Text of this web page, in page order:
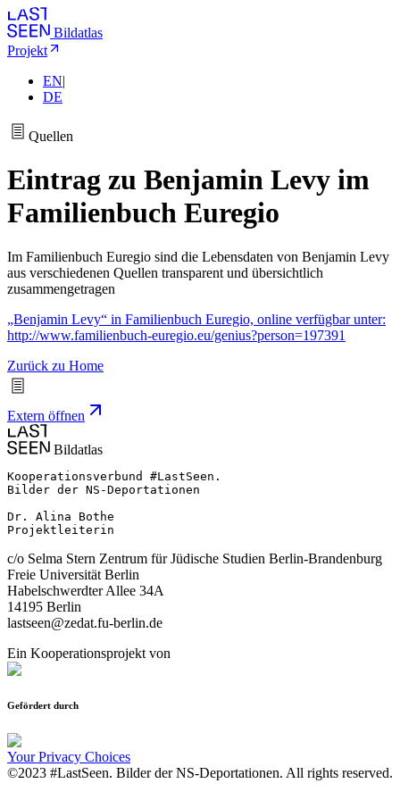
Bildatlas
Projekt
EN|
DE
Quellen
Eintrag zu Benjamin Levy im
Familienbuch Euregio
Im Familienbuch Euregio sind die Lebensdaten von Benjamin Levy
aus verschiedenen Quellen transparent und übersichtlich
zusammengetragen
„Benjamin Levy“ in Familienbuch Euregio, online verfügbar unter:
http://www.familienbuch-euregio.eu/genius?person=197391
Zurück zu Home
Extern öffnen
Bildatlas
Kooperationsverbund #LastSeen.
Bilder der NS-Deportationen
Dr. Alina Bothe
Projektleiterin
c/o Selma Stern Zentrum für Jüdische Studien Berlin-Brandenburg
Freie Universität Berlin
Habelschwerdter Allee 34A
14195 Berlin
lastseen@zedat.fu-berlin.de
Ein Kooperationsprojekt von
Gefördert durch
Your Privacy Choices
©2023 #LastSeen. Bilder der NS-Deportationen. All rights reserved.